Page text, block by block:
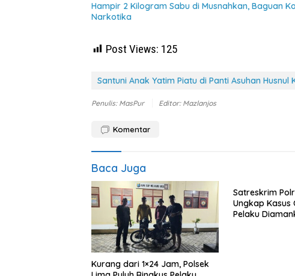
Hampir 2 Kilogram Sabu di Musnahkan, Baguan
Narkotika
Post Views: 125
Santuni Anak Yatim Piatu di Panti Asuhan Husnul
Penulis: MasPur Editor: Mazlanjos
Komentar
Baca Juga
Kurang dari 1×24 Jam, Polsek
Satreskrim
Ungkap Kasus
Pelaku